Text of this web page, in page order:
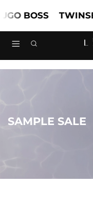
BOSS TWINSET
SAMPLE SALE